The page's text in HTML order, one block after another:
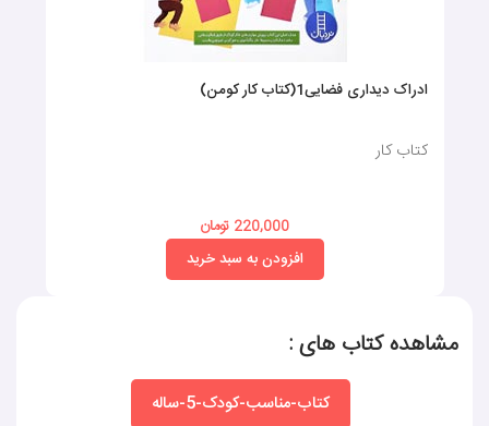
ادراک دیداری فضایی1(کتاب کار کومن)
کتاب کار
220,000 تومان
افزودن به سبد خرید
مشاهده کتاب های :
کتاب-مناسب-کودک-5-ساله